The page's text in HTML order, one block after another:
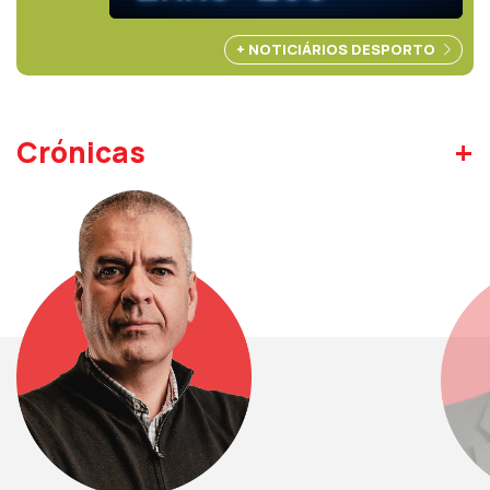
+ NOTICIÁRIOS DESPORTO
Crónicas +